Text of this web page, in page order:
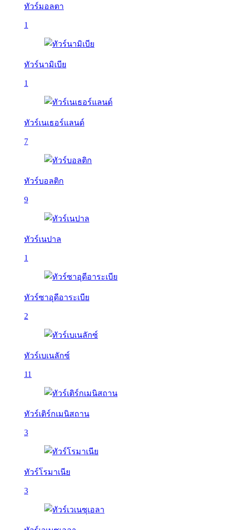
ทัวร์มอลตา
1
ทัวร์นามิเบีย
1
ทัวร์เนเธอร์แลนด์
7
ทัวร์บอลติก
9
ทัวร์เนปาล
1
ทัวร์ซาอุดีอาระเบีย
2
ทัวร์เบเนลักซ์
11
ทัวร์เติร์กเมนิสถาน
3
ทัวร์โรมาเนีย
3